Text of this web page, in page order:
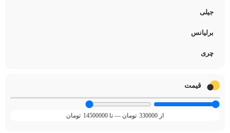
جیلی
برلیانس
چری
قیمت
330000 تومان—
14500000 تومان